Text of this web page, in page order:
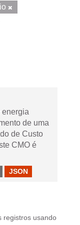
energia
de uma
de Custo
CMO é
JSON
registros usando